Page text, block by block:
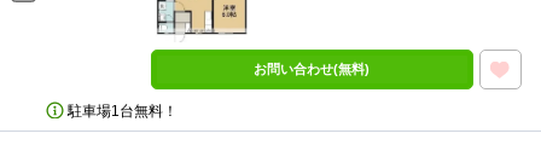
お問い合わせ(無料)
駐車場1台無料！